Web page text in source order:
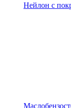
Нейлон с